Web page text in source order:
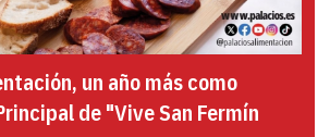
un año más como
de "Vive San Fermín